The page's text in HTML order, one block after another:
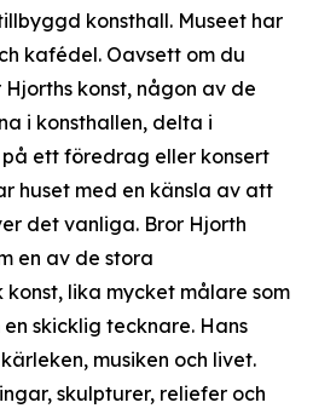
konsthall. Museet har
kafédel. Oavsett om du
konst, någon av de
i konsthallen, delta i
på ett föredrag eller konsert
huset med en känsla av att
det vanliga. Bror Hjorth
en av de stora
konst, lika mycket målare som
skicklig tecknare. Hans
musiken och livet.
skulpturer, reliefer och